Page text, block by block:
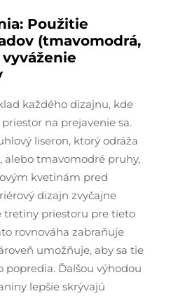
Použitie
(tmavomodrá,
každého dizajnu, kde
na prejavenie sa.
liseron, ktorý odráža
alebo tmavomodré pruhy,
kvetinám pred
dizajn zvyčajne
tretiny priestoru pre tieto
rovnováha zabraňuje
umožňuje, aby sa tie
popredia. Ďalšou výhodou
lepšie skrývajú